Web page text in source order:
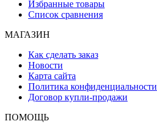
Избранные товары
Список сравнения
МАГАЗИН
Как сделать заказ
Новости
Карта сайта
Политика конфиденциальности
Договор купли-продажи
ПОМОЩЬ